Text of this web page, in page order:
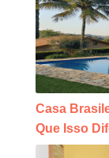
Casa
Que Isso